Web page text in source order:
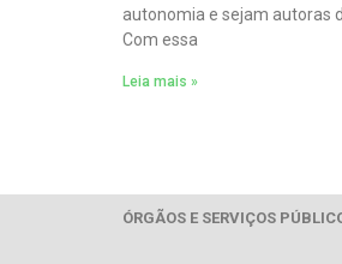
autonomia e sejam autoras
Com essa
Leia mais »
ÓRGÃOS E SERVIÇOS